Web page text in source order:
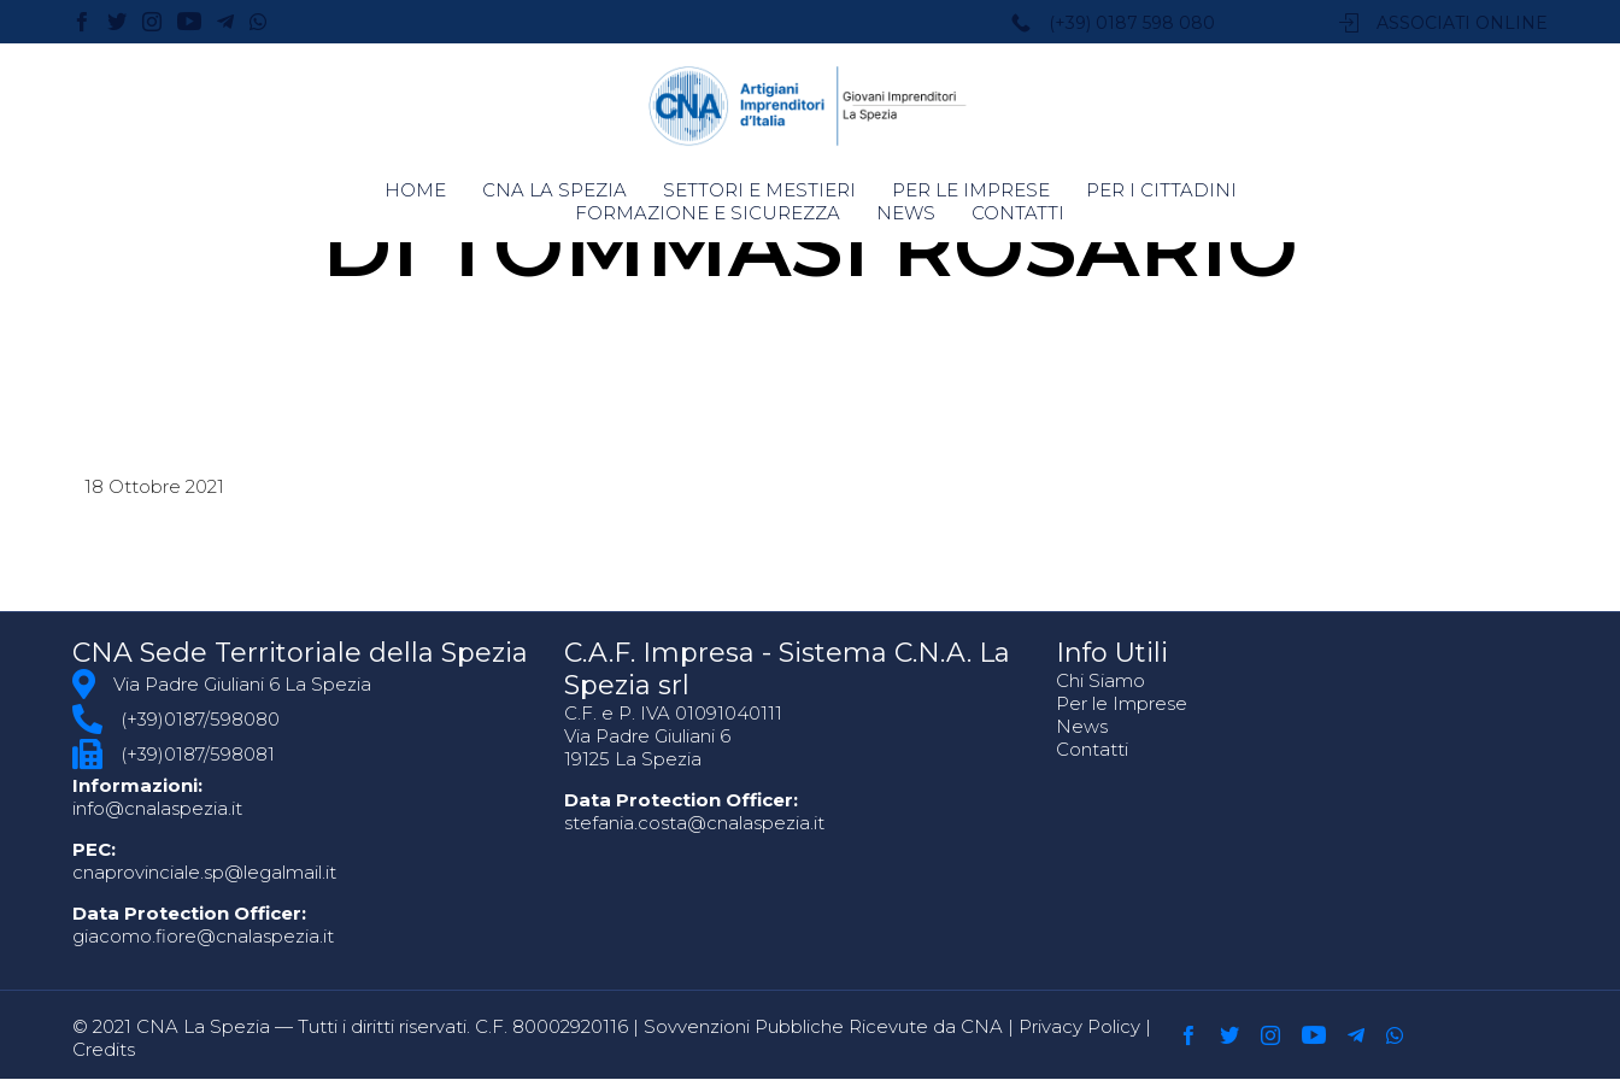
(+39) 0187 598 080 ASSOCIATI ONLINE
Skip
to
HOME CNA LA SPEZIA SETTORI E MESTIERI PER LE IMPRESE
PER I CITTADINI
FORMAZIONE E SICUREZZA
NEWS CONTATTI
DI TOMMASI ROSARIO
18 Ottobre 2021
CNA Sede Territoriale della Spezia
Via Padre Giuliani 6 La Spezia
(+39)0187/598080
(+39)0187/598081
Informazioni:
info@cnalaspezia.it
PEC:
cnaprovinciale.sp@legalmail.it
Data Protection Officer:
giacomo.fiore@cnalaspezia.it
C.A.F. Impresa - Sistema C.N.A. La
Spezia srl
C.F. e P. IVA 01091040111
Via Padre Giuliani 6
19125 La Spezia
Data Protection Officer:
stefania.costa@cnalaspezia.it
Info Utili
Chi Siamo
Per le Imprese
News
Contatti
© 2021 CNA La Spezia — Tutti i diritti riservati. C.F. 80002920116 | Sovvenzioni Pubbliche Ricevute da CNA | Privacy Policy |
Credits